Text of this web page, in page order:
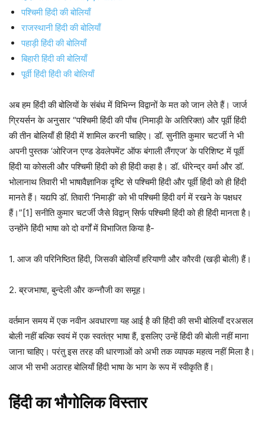
पश्चिमी हिंदी की बोलियाँ
राजस्थानी हिंदी की बोलियाँ
पहाड़ी हिंदी की बोलियाँ
बिहारी हिंदी की बोलियाँ
पूर्वी हिंदी हिंदी की बोलियाँ
अब हम हिंदी की बोलियों के संबंध में विभिन्न विद्वानों के मत को जान लेते हैं। जार्ज
ग्रियर्सन के अनुसार “पश्चिमी हिंदी की पाँच (निमाड़ी के अतिरिक्त) और पूर्वी हिंदी
की तीन बोलियाँ ही हिंदी में शामिल करनी चाहिए। डॉ. सुनीति कुमार चटर्जी ने भी
अपनी पुस्तक ‘ओरिजन एण्ड डेवलेपमेंट ऑफ बंगाली लैंगएज’ के परिशिष्ट में पूर्वी
हिंदी या कोसली और पश्चिमी हिंदी को ही हिंदी कहा है। डॉ. धीरेन्द्र वर्मा और डॉ.
भोलानाथ तिवारी भी भाषावैज्ञानिक दृष्टि से पश्चिमी हिंदी और पूर्वी हिंदी को ही हिंदी
मानते हैं। यद्यपि डॉ. तिवारी ‘निमाड़ी’ को भी पश्चिमी हिंदी वर्ग में रखने के पक्षधर
हैं।”[1] सनीति कुमार चटर्जी जैसे विद्वान् सिर्फ पश्चिमी हिंदी को ही हिंदी मानता है।
उन्होंने हिंदी भाषा को दो वर्गों में विभाजित किया है-
1. आज की परिनिष्ठित हिंदी, जिसकी बोलियाँ हरियाणी और कौरवी (खड़ी बोली) हैं।
2. ब्रजभाषा, बुन्देली और कन्नौजी का समूह।
वर्तमान समय में एक नवीन अवधारणा यह आई है की हिंदी की सभी बोलियाँ दरअसल
बोली नहीं बल्कि स्वयं में एक स्वतंत्र भाषा हैं, इसलिए उन्हें हिंदी की बोली नहीं माना
जाना चाहिए। परंतु इस तरह की धारणाओं को अभी तक व्यापक महत्व नहीं मिला है।
आज भी सभी अठारह बोलियाँ हिंदी भाषा के भाग के रूप में स्वीकृति हैं।
हिंदी का भौगोलिक विस्तार